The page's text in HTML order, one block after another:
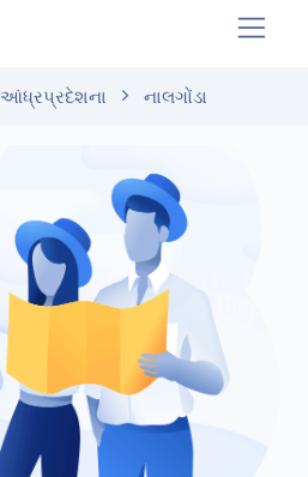
આંધ્રપ્રદેશના નાલગોંડા